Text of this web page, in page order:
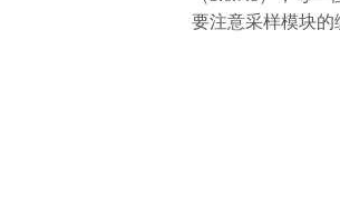
要注意采样模块